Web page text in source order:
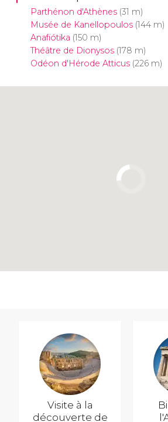
Parthénon d'Athènes(31 m)
Musée de Kanellopoulos(144 m)
Anafiótika (150 m)
Théâtre de Dionysos(178 m)
Odéon d'Hérode Atticus(226 m)
Visite à la
découverte de